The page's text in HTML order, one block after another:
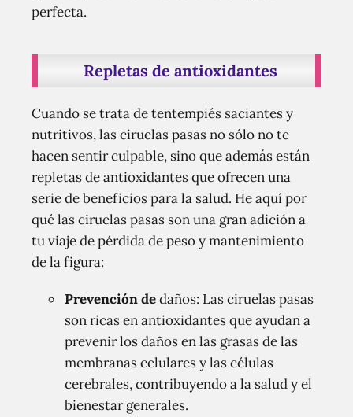
perfecta.
Repletas de antioxidantes
Cuando se trata de tentempiés saciantes y
nutritivos, las ciruelas pasas no sólo no te
hacen sentir culpable, sino que además están
repletas de antioxidantes que ofrecen una
serie de beneficios para la salud. He aquí por
qué las ciruelas pasas son una gran adición a
tu viaje de pérdida de peso y mantenimiento
de la figura:
Prevención dedaños: Las ciruelas pasas
son ricas en antioxidantes que ayudan a
prevenir los daños en las grasas de las
membranas celulares y las células
cerebrales, contribuyendo a la salud y el
bienestar generales.